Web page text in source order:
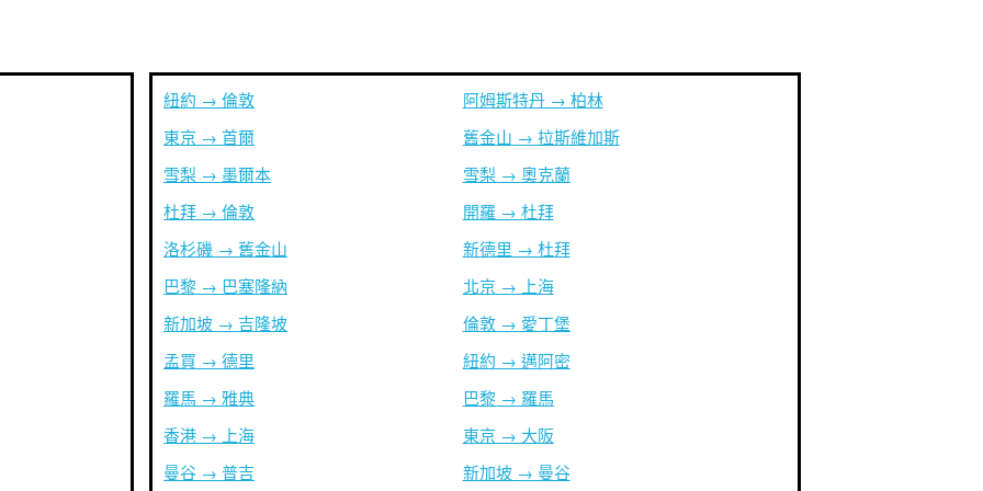
紐約 → 倫敦
東京 → 首爾
雪梨 → 墨爾本
杜拜 → 倫敦
洛杉磯 → 舊金山
巴黎 → 巴塞隆納
新加坡 → 吉隆坡
孟買 → 德里
羅馬 → 雅典
香港 → 上海
曼谷 → 普吉
阿姆斯特丹 → 柏林
舊金山 → 拉斯維加斯
雪梨 → 奧克蘭
開羅 → 杜拜
新德里 → 杜拜
北京 → 上海
倫敦 → 愛丁堡
紐約 → 邁阿密
巴黎 → 羅馬
東京 → 大阪
新加坡 → 曼谷